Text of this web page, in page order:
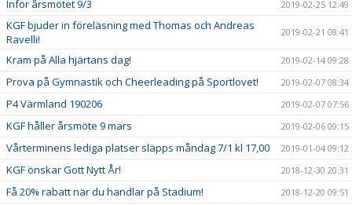
Inför årsmötet 9/3 2019-02-25 12:49
KGF bjuder in föreläsning med Thomas och Andreas
Ravelli!
2019-02-21 08:41
Kram på Alla hjärtans dag! 2019-02-14 09:28
Prova på Gymnastik och Cheerleading på Sportlovet! 2019-02-07 08:34
P4 Värmland 190206 2019-02-07 07:56
KGF håller årsmöte 9 mars 2019-02-06 09:15
Vårterminens lediga platser släpps måndag 7/1 kl 17,00 2019-01-04 09:12
KGF önskar Gott Nytt År! 2018-12-30 20:31
Få 20% rabatt när du handlar på Stadium! 2018-12-20 09:51